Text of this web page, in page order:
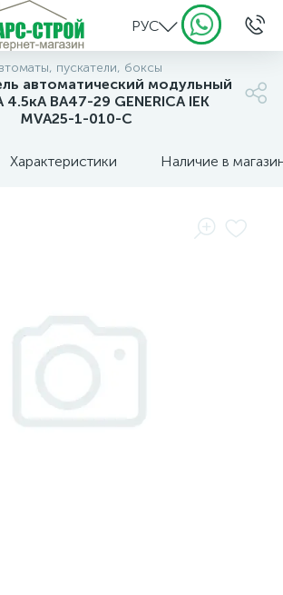
РУС
пускатели, боксы
автоматический модульный
4.5кА ВА47-29 GENERICA IEK
MVA25-1-010-C
Характеристики Наличие в